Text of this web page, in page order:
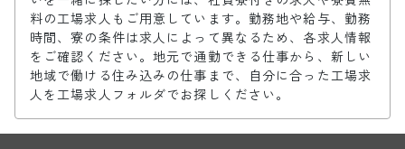
料の工場求人もご用意しています。勤務地や給与、勤務
時間、寮の条件は求人によって異なるため、各求人情報
をご確認ください。地元で通勤できる仕事から、新しい
地域で働ける住み込みの仕事まで、自分に合った工場求
人を工場求人フォルダでお探しください。